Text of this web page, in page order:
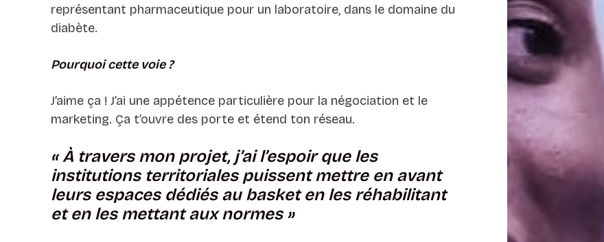
représentant pharmaceutique pour un laboratoire, dans le domaine du
diabète.
Pourquoi cette voie ?
J’aime ça ! J’ai une appétence particulière pour la négociation et le
marketing. Ça t’ouvre des porte et étend ton réseau.
«À travers mon projet, j’ai l’espoir que les
institutions territoriales puissent mettre en avant
leurs espaces dédiés au basket en les réhabilitant
et en les mettant aux normes»